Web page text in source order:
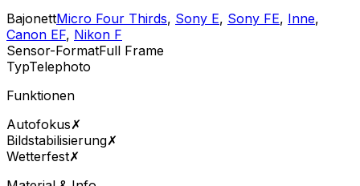
BajonettMicro Four Thirds, Sony E, Sony FE, Inne,
Canon EF, Nikon F
Sensor-FormatFull Frame
TypTelephoto
Funktionen
Autofokus✗
Bildstabilisierung✗
Wetterfest✗